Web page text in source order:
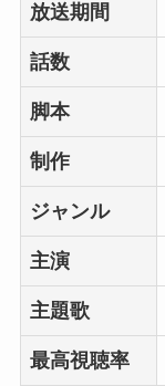
放送期間
話数
脚本
制作
ジャンル
主演
主題歌
最高視聴率